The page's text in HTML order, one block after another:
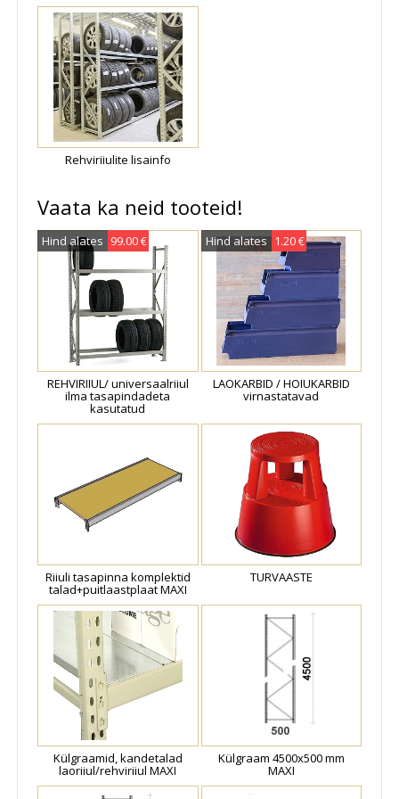
Rehviriiulite lisainfo
Vaata ka neid tooteid!
Hind alates 99.00 €
REHVIRIIUL/ universaalriiul
ilma tasapindadeta
kasutatud
Hind alates 1.20 €
LAOKARBID / HOIUKARBID
virnastatavad
Riiuli tasapinna komplektid
talad+puitlaastplaat MAXI
TURVAASTE
Külgraamid, kandetalad
laoriiul/rehviriiul MAXI
Külgraam 4500x500 mm
MAXI